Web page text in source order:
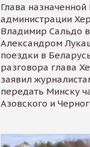
Глава назначенной
администрации
Владимир Сальдо
Александром
поездки в
разговора глава
заявил
передать Минску
Азовского и